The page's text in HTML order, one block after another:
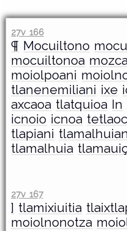
27v 166
¶ Mocuiltono
mocuiltonoa
moiolpoani
tlanenemiliani ixe
axcaoa tlatquioa In
icnoio icnoa
tlapiani
tlamalhuia
27v 167
] tlamixiuitia
moiolnonotza